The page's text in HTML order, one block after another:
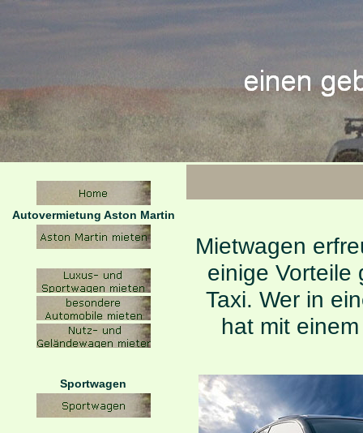
Autovermietung Aston Martin
Sportwagen
Mietwagen
einige Vorteile
Taxi. Wer in
hat mit